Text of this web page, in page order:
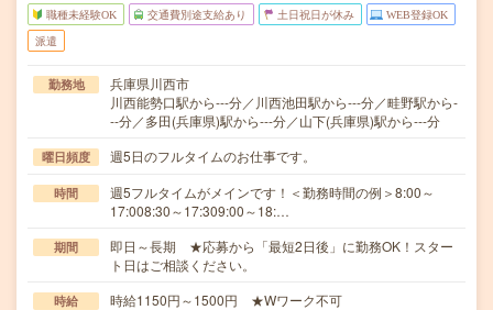
職種未経験OK 交通費別途支給あり 土日祝日が休み WEB登録OK
派遣
勤務地
兵庫県川西市
川西能勢口駅から---分／川西池田駅から---分／畦野駅から-
--分／多田(兵庫県)駅から---分／山下(兵庫県)駅から---分
曜日頻度 週5日のフルタイムのお仕事です。
時間
週5フルタイムがメインです！＜勤務時間の例＞8:00～
17:008:30～17:309:00～18:…
期間
即日～長期 ★応募から「最短2日後」に勤務OK！スター
ト日はご相談ください。
時給 時給1150円～1500円 ★Wワーク不可